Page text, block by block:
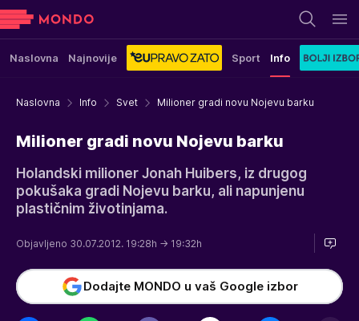
Naslovna Najnovije Sport Info
Naslovna Info Svet Milioner gradi novu Nojevu barku
Milioner gradi novu Nojevu barku
Holandski milioner Jonah Huibers, iz drugog
pokušaka gradi Nojevu barku, ali napunjenu
plastičnim životinjama.
Objavljeno 30.07.2012. 19:28h → 19:32h
Dodajte MONDO u vaš Google izbor